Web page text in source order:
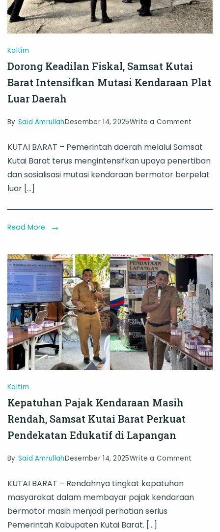
Kaltim
Dorong Keadilan Fiskal, Samsat Kutai
Barat Intensifkan Mutasi Kendaraan Plat
Luar Daerah
By Said AmrullahDesember 14, 2025Write a Comment
Fiskal,
Samsat
Barat
Plat
Luar
Daerah
KUTAI BARAT – Pemerintah daerah melalui Samsat
Kutai Barat terus mengintensifkan upaya penertiban
dan sosialisasi mutasi kendaraan bermotor berpelat
luar […]
Read More
Kaltim
Kepatuhan Pajak Kendaraan Masih
Rendah, Samsat Kutai Barat Perkuat
Pendekatan Edukatif di Lapangan
By Said AmrullahDesember 14, 2025Write a Comment
KUTAI BARAT – Rendahnya tingkat kepatuhan
masyarakat dalam membayar pajak kendaraan
bermotor masih menjadi perhatian serius
Pemerintah Kabupaten Kutai Barat. […]